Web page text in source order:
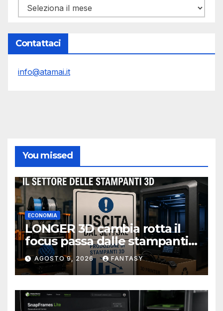
Archivi
Contattaci
info@atamai.it
You missed
ECONOMIA
LONGER 3D cambia rotta il
focus passa dalle stampanti
3D alla stampa UV?
AGOSTO 9, 2026 FANTASY